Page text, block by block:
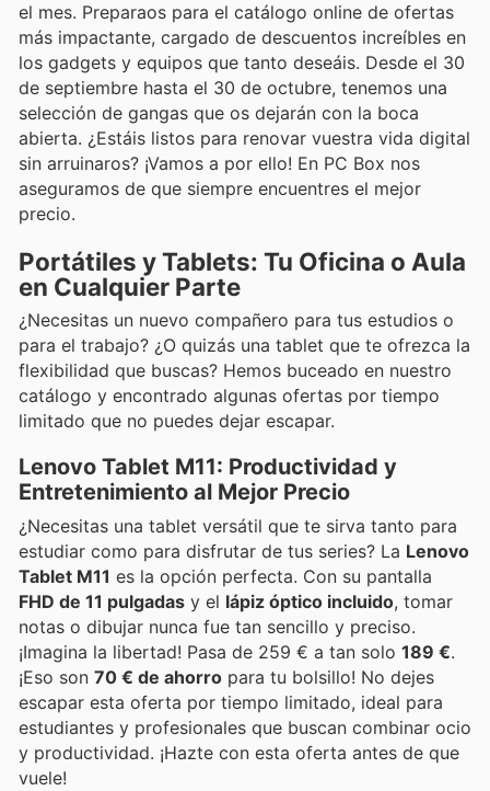
el mes. Preparaos para el catálogo online de ofertas
más impactante, cargado de descuentos increíbles en
los gadgets y equipos que tanto deseáis. Desde el 30
de septiembre hasta el 30 de octubre, tenemos una
selección de gangas que os dejarán con la boca
abierta. ¿Estáis listos para renovar vuestra vida digital
sin arruinaros? ¡Vamos a por ello! En PC Box nos
aseguramos de que siempre encuentres el mejor
precio.
Portátiles y Tablets: Tu Oficina o Aula
en Cualquier Parte
¿Necesitas un nuevo compañero para tus estudios o
para el trabajo? ¿O quizás una tablet que te ofrezca la
flexibilidad que buscas? Hemos buceado en nuestro
catálogo y encontrado algunas ofertas por tiempo
limitado que no puedes dejar escapar.
Lenovo Tablet M11: Productividad y
Entretenimiento al Mejor Precio
¿Necesitas una tablet versátil que te sirva tanto para
estudiar como para disfrutar de tus series? La Lenovo
Tablet M11 es la opción perfecta. Con su pantalla
FHD de 11 pulgadas y el lápiz óptico incluido, tomar
notas o dibujar nunca fue tan sencillo y preciso.
¡Imagina la libertad! Pasa de 259 € a tan solo 189 €.
¡Eso son 70 € de ahorro para tu bolsillo! No dejes
escapar esta oferta por tiempo limitado, ideal para
estudiantes y profesionales que buscan combinar ocio
y productividad. ¡Hazte con esta oferta antes de que
vuele!